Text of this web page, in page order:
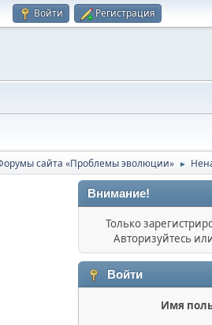
Войти Регистрация
сайта «Проблемы эволюции» ►
Внимание!
Только
Авторизуйтесь
Войти
Имя